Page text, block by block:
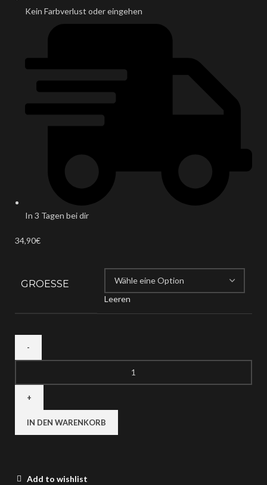
Kein Farbverlust oder eingehen
In 3 Tagen bei dir
34,90€
GROESSE
Leeren
IN DEN WARENKORB
Add to wishlist